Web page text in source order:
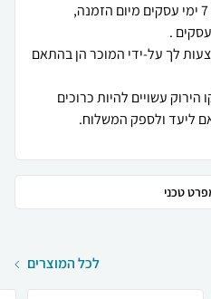
לך על-ידי המוכר הן בהתאם
עשויים להיות כרוכים
ליעד ולספק המשלוח.
טכני
לכל המוצרים